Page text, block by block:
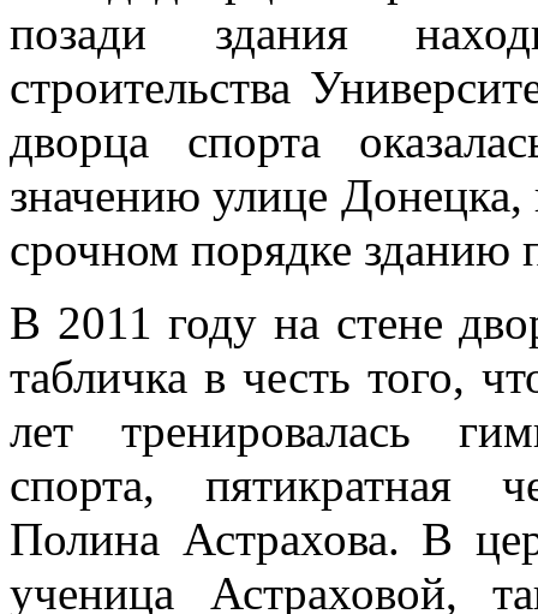
позади здания
строительства
дворца спорта
значению улице
срочном порядке зданию
В 2011 году на стене
табличка в честь того,
лет тренировалась
спорта, пятикратная
Полина Астрахова. В
ученица Астраховой,